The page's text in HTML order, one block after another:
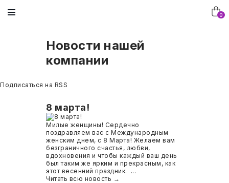
РАЗВИВАЮЩЕЕ ОБОРУДОВАНИЕ.
ТЕКСТИЛЬ
БУМАГА И БУМИЗДЕЛИЯ
ОТЗЫВЫ КЛИЕНТОВ
СХЕМА РАБОТЫ С КОМПАНИЕЙ
МЕБЕЛЬ И ОБОРУДОВАНИЕ ДЛЯ
ПИЩЕБЛОКА
МЕБЕЛЬ ДЛЯ БИБЛИОТЕКИ
УЧЕНИЧЕСКАЯ МЕБЕЛЬ
МЕБЕЛЬ ДЛЯ ШКОЛЫ В ИНТЕРЬЕРЕ
КОРПУСНАЯ МЕБЕЛЬ В ИНТЕРЬЕРЕ
МЕБЕЛЬ В АССОРТИМЕНТЕ В
ИНТЕРЬЕРЕ
КОНТАКТЫ
О КОМПАНИИ
ФОТОГАЛЕРЕЯ
0
Новости нашей
компании
Подписаться на RSS
8 марта!
Милые женщины! Сердечно
поздравляем вас с Международным
женским днем, с 8 Марта! Желаем вам
безграничного счастья, любви,
вдохновения и чтобы каждый ваш день
был таким же ярким и прекрасным, как
этот весенний праздник. ...
Читать всю новость →